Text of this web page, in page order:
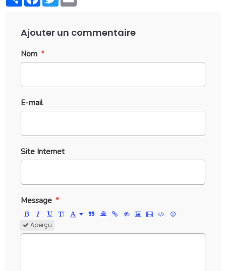
Ajouter un commentaire
Nom
E-mail
Site Internet
Message
Aperçu